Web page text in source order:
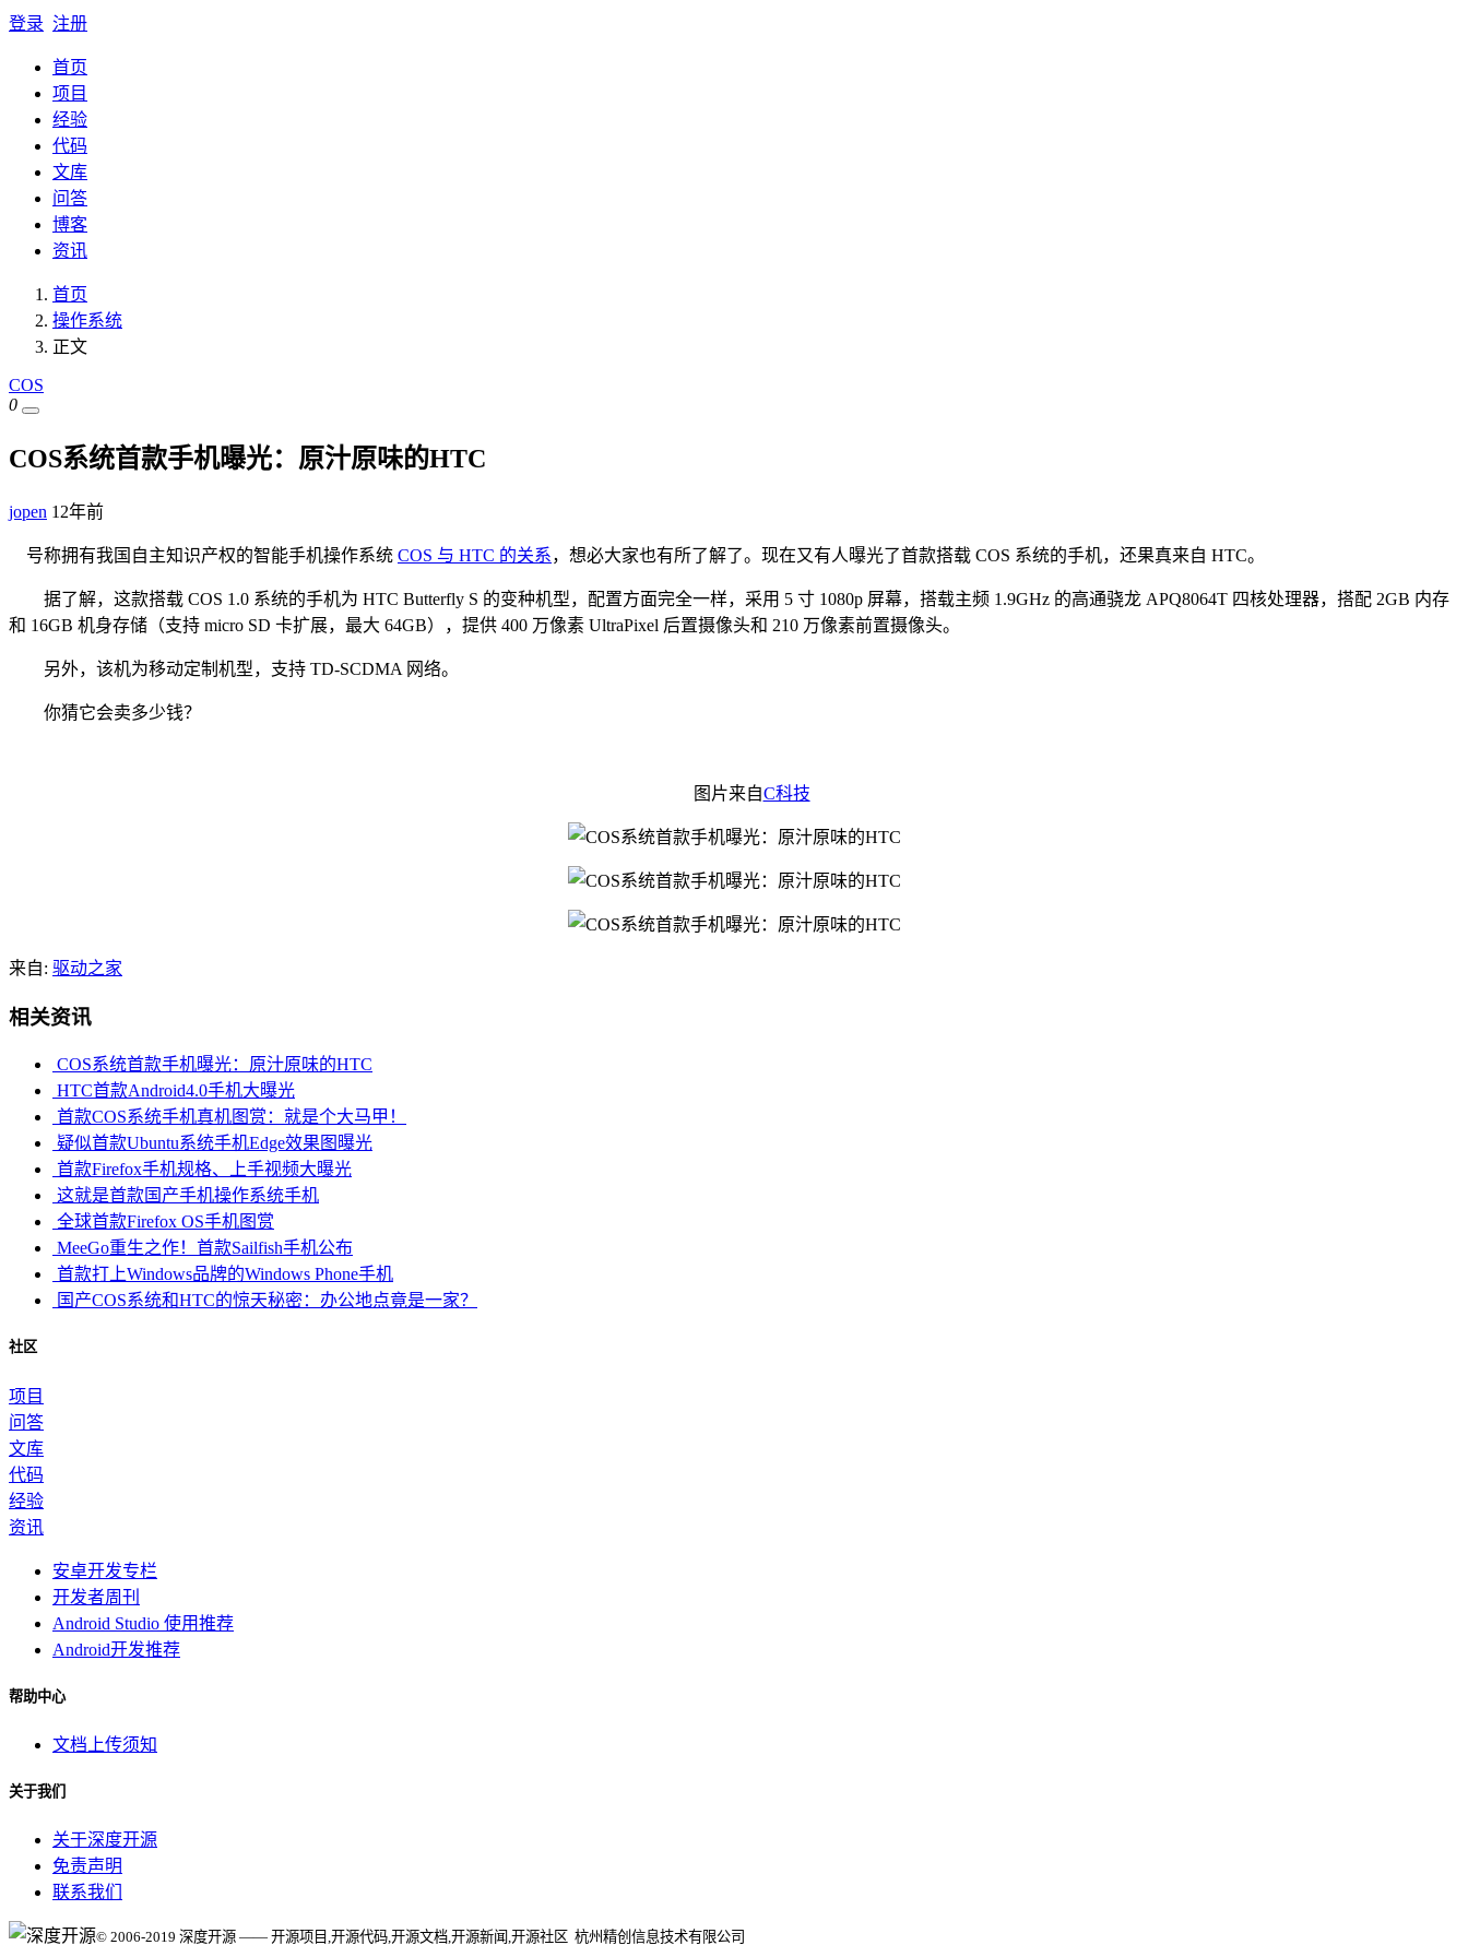
登录 注册
首页
项目
经验
代码
文库
问答
博客
资讯
首页
操作系统
正文
COS
0
COS系统首款手机曝光：原汁原味的HTC
jopen 12年前
号称拥有我国自主知识产权的智能手机操作系统 COS 与 HTC 的关系，想必大家也有所了解了。现在又有人曝光了首款搭载 COS 系统的手机，还果真来自 HTC。
据了解，这款搭载 COS 1.0 系统的手机为 HTC Butterfly S 的变种机型，配置方面完全一样，采用 5 寸 1080p 屏幕，搭载主频 1.9GHz 的高通骁龙 APQ8064T 四核处理器，搭配 2GB 内存
和 16GB 机身存储（支持 micro SD 卡扩展，最大 64GB），提供 400 万像素 UltraPixel 后置摄像头和 210 万像素前置摄像头。
另外，该机为移动定制机型，支持 TD-SCDMA 网络。
你猜它会卖多少钱？
图片来自C科技
来自: 驱动之家
相关资讯
COS系统首款手机曝光：原汁原味的HTC
HTC首款Android4.0手机大曝光
首款COS系统手机真机图赏：就是个大马甲！
疑似首款Ubuntu系统手机Edge效果图曝光
首款Firefox手机规格、上手视频大曝光
这就是首款国产手机操作系统手机
全球首款Firefox OS手机图赏
MeeGo重生之作！首款Sailfish手机公布
首款打上Windows品牌的Windows Phone手机
国产COS系统和HTC的惊天秘密：办公地点竟是一家？
社区
项目
问答
文库
代码
经验
资讯
安卓开发专栏
开发者周刊
Android Studio 使用推荐
Android开发推荐
帮助中心
文档上传须知
关于我们
关于深度开源
免责声明
联系我们
© 2006-2019 深度开源 —— 开源项目,开源代码,开源文档,开源新闻,开源社区 杭州精创信息技术有限公司